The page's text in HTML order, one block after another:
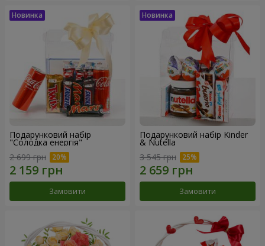
Подарунковий набір
"Солодка енергія"
2 699 грн
Замовити
Подарунковий набір Kinder
& Nutella
3 545 грн
Замовити